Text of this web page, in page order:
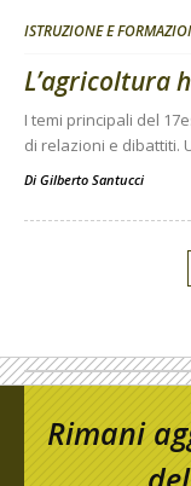
ISTRUZIONE E
L’agricoltura
I temi principali del
di relazioni e dibattiti.
Di Gilberto Santucci
Rimani